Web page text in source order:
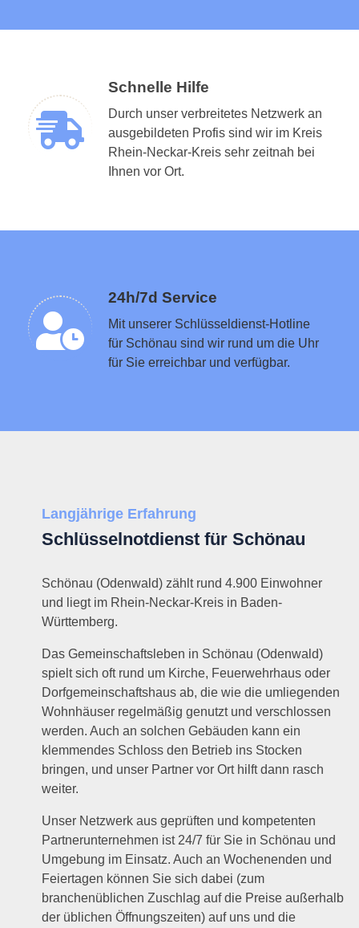
Schnelle Hilfe
Durch unser verbreitetes Netzwerk an
ausgebildeten Profis sind wir im Kreis
Rhein-Neckar-Kreis sehr zeitnah bei
Ihnen vor Ort.
24h/7d Service
Mit unserer Schlüsseldienst-Hotline
für Schönau sind wir rund um die Uhr
für Sie erreichbar und verfügbar.
Schlüsseldienst in der Nähe vermitteln
Langjährige Erfahrung
Schlüsselnotdienst für Schönau
Schönau (Odenwald) zählt rund 4.900 Einwohner
und liegt im Rhein-Neckar-Kreis in Baden-
Württemberg.
Das Gemeinschaftsleben in Schönau (Odenwald)
spielt sich oft rund um Kirche, Feuerwehrhaus oder
Dorfgemeinschaftshaus ab, die wie die umliegenden
Wohnhäuser regelmäßig genutzt und verschlossen
werden. Auch an solchen Gebäuden kann ein
klemmendes Schloss den Betrieb ins Stocken
bringen, und unser Partner vor Ort hilft dann rasch
weiter.
Unser Netzwerk aus geprüften und kompetenten
Partnerunternehmen ist 24/7 für Sie in Schönau und
Umgebung im Einsatz. Auch an Wochenenden und
Feiertagen können Sie sich dabei (zum
branchenüblichen Zuschlag auf die Preise außerhalb
der üblichen Öffnungszeiten) auf uns und die